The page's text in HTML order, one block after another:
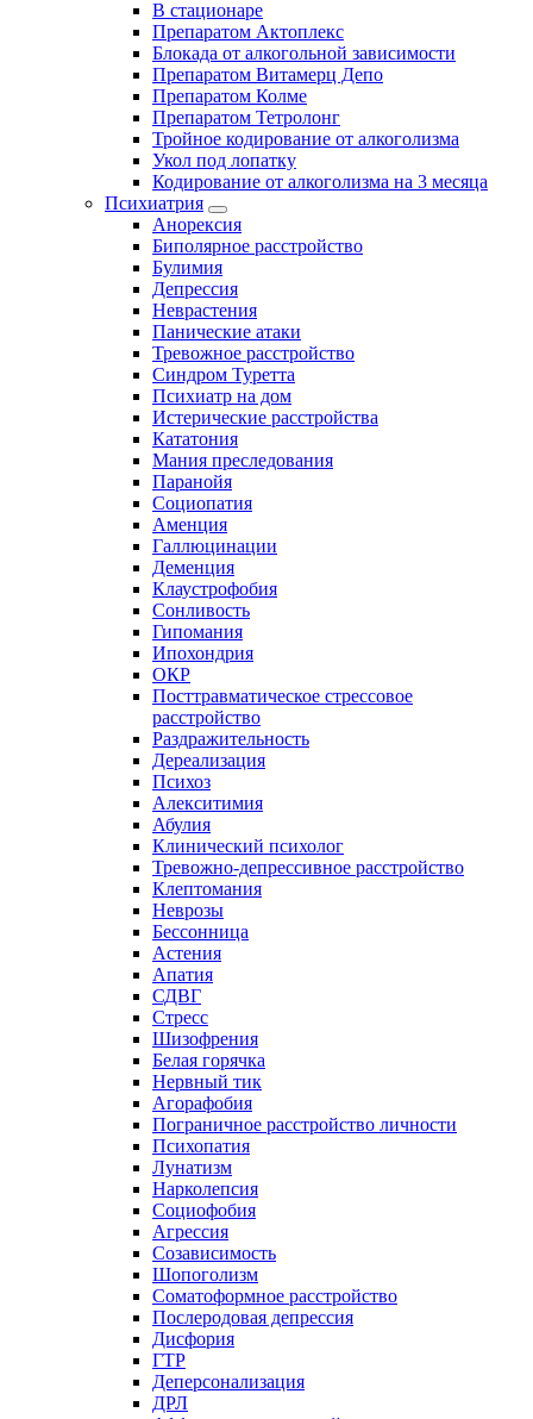
В стационаре
Препаратом Актоплекс
Блокада от алкогольной зависимости
Препаратом Витамерц Депо
Препаратом Колме
Препаратом Тетролонг
Тройное кодирование от алкоголизма
Укол под лопатку
Кодирование от алкоголизма на 3 месяца
Психиатрия
Анорексия
Биполярное расстройство
Булимия
Депрессия
Неврастения
Панические атаки
Тревожное расстройство
Синдром Туретта
Психиатр на дом
Истерические расстройства
Кататония
Мания преследования
Паранойя
Социопатия
Аменция
Галлюцинации
Деменция
Клаустрофобия
Сонливость
Гипомания
Ипохондрия
ОКР
Посттравматическое стрессовое
расстройство
Раздражительность
Дереализация
Психоз
Алекситимия
Абулия
Клинический психолог
Тревожно-депрессивное расстройство
Клептомания
Неврозы
Бессонница
Астения
Апатия
СДВГ
Стресс
Шизофрения
Белая горячка
Нервный тик
Агорафобия
Пограничное расстройство личности
Психопатия
Лунатизм
Нарколепсия
Социофобия
Агрессия
Созависимость
Шопоголизм
Соматоформное расстройство
Послеродовая депрессия
Дисфория
ГТР
Деперсонализация
ДРЛ